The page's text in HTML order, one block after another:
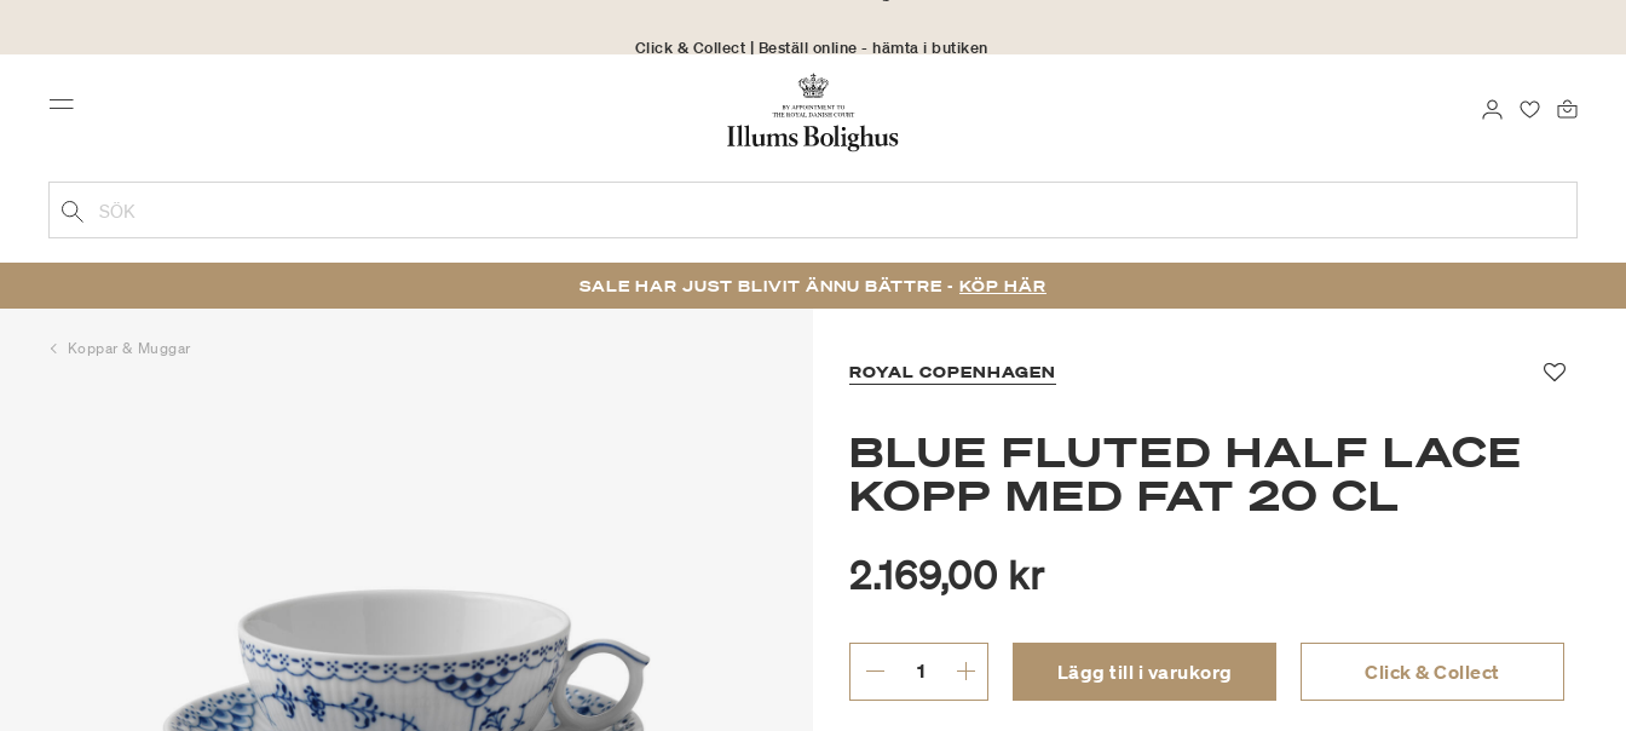
30 dagars returrätt
Menu FAVORITER
LOGGA IN
SÖK
SALE HAR JUST BLIVIT ÄNNU BÄTTRE - KÖP HÄR
Koppar & Muggar
ROYAL COPENHAGEN
BLUE FLUTED HALF LACE
KOPP MED FAT 20 CL
2.169,00 kr
Lägg till i varukorg Click & Collect